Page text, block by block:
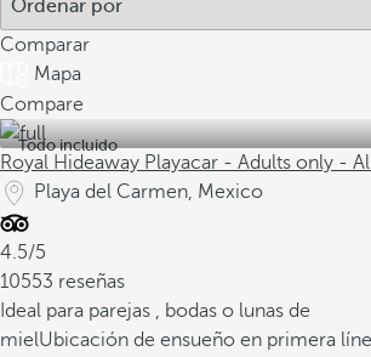
Comparar
Mapa
Compare
Todo incluido
Royal Hideaway Playacar - Adults only -
Playa del Carmen, Mexico
4.5/5
10553 reseñas
Ideal para parejas , bodas o lunas de
mielUbicación de ensueño en primera